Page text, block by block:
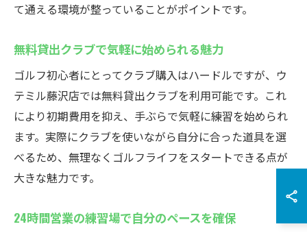
て通える環境が整っていることがポイントです。
無料貸出クラブで気軽に始められる魅力
ゴルフ初心者にとってクラブ購入はハードルですが、ウ
テミル藤沢店では無料貸出クラブを利用可能です。これ
により初期費用を抑え、手ぶらで気軽に練習を始められ
ます。実際にクラブを使いながら自分に合った道具を選
べるため、無理なくゴルフライフをスタートできる点が
大きな魅力です。
24時間営業の練習場で自分のペースを確保